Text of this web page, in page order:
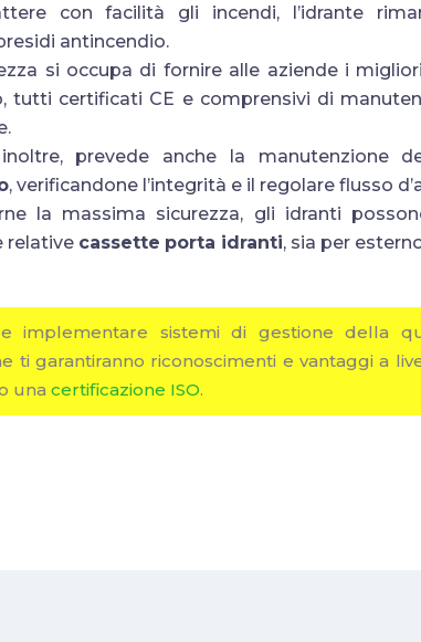
con facilità gli incendi, l’idrante
antincendio.
si occupa di fornire alle aziende i
tutti certificati CE e comprensivi di
prevede anche la manutenzione
, verificandone l’integrità e il regolare flusso
la massima sicurezza, gli idranti
relative cassette porta idranti, sia per
implementare sistemi di gestione della
ti garantiranno riconoscimenti e vantaggi a
una certificazione ISO.